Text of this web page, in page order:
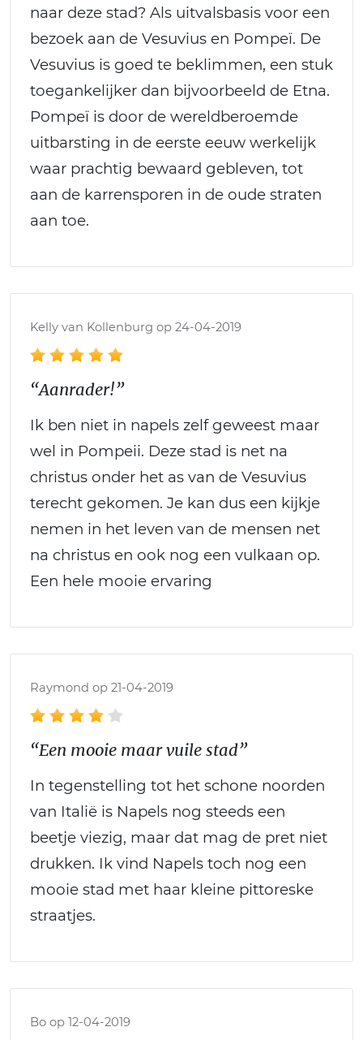
naar deze stad? Als uitvalsbasis voor een
bezoek aan de Vesuvius en Pompeï. De
Vesuvius is goed te beklimmen, een stuk
toegankelijker dan bijvoorbeeld de Etna.
Pompeï is door de wereldberoemde
uitbarsting in de eerste eeuw werkelijk
waar prachtig bewaard gebleven, tot
aan de karrensporen in de oude straten
aan toe.
Kelly van Kollenburg op 24-04-2019
“Aanrader!”
Ik ben niet in napels zelf geweest maar
wel in Pompeii. Deze stad is net na
christus onder het as van de Vesuvius
terecht gekomen. Je kan dus een kijkje
nemen in het leven van de mensen net
na christus en ook nog een vulkaan op.
Een hele mooie ervaring
Raymond op 21-04-2019
“Een mooie maar vuile stad”
In tegenstelling tot het schone noorden
van Italië is Napels nog steeds een
beetje viezig, maar dat mag de pret niet
drukken. Ik vind Napels toch nog een
mooie stad met haar kleine pittoreske
straatjes.
Bo op 12-04-2019